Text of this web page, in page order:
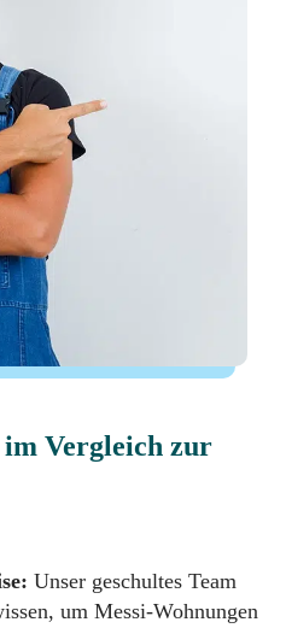
Vergleich zur
Unser geschultes Team
um Messi-Wohnungen